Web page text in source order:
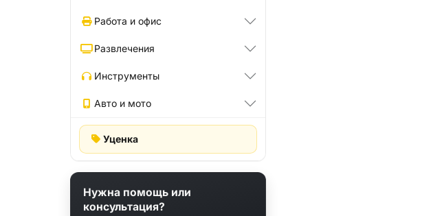
Работа и офис
Развлечения
Инструменты
Авто и мото
Уценка
Нужна помощь или
консультация?